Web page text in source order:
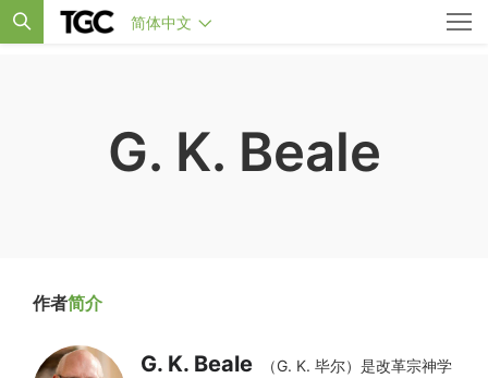
简体中文
G. K. Beale
作者简介
G. K. Beale
（G. K. 毕尔）是改革宗神学